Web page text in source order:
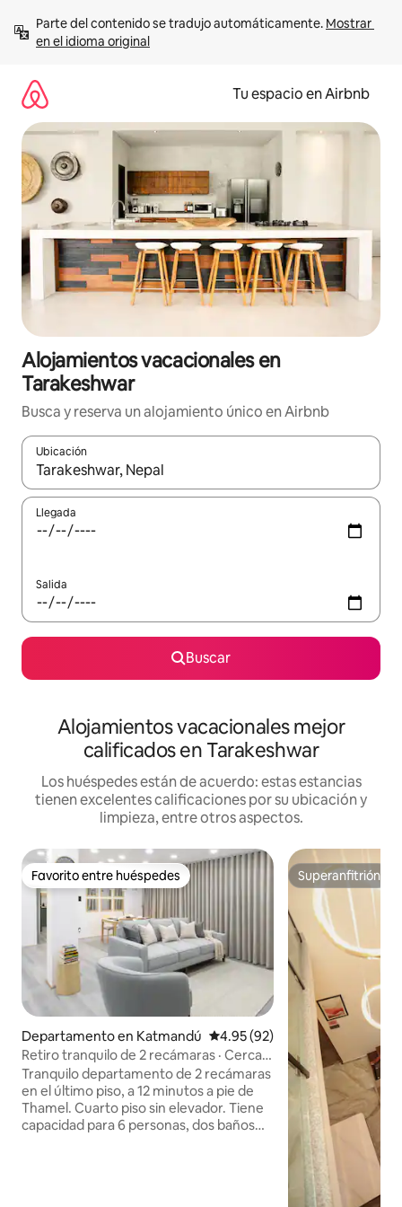
contenido
Parte del contenido se tradujo automáticamente. Mostrar
en el idioma original
Tu espacio en Airbnb
Alojamientos vacacionales en
Tarakeshwar
Busca y reserva un alojamiento único en Airbnb
Ubicación
Cuando los resultados estén disponibles, podrás navegar
Llegada
Salida
Buscar
Alojamientos vacacionales mejor
calificados en Tarakeshwar
Los huéspedes están de acuerdo: estas estancias
tienen excelentes calificaciones por su ubicación y
limpieza, entre otros aspectos.
Favorito entre huéspedes
Favorito entre huéspedes
Departamento en Katmandú Calificación promedio: 4.95 de
4.95 (92)
Retiro tranquilo de 2 recámaras · Cerca
del aeropuerto · Proyector
Tranquilo departamento de 2 recámaras
en el último piso, a 12 minutos a pie de
Thamel. Cuarto piso sin elevador. Tiene
capacidad para 6 personas, dos baños
Superanfitrión
Superanfitrión